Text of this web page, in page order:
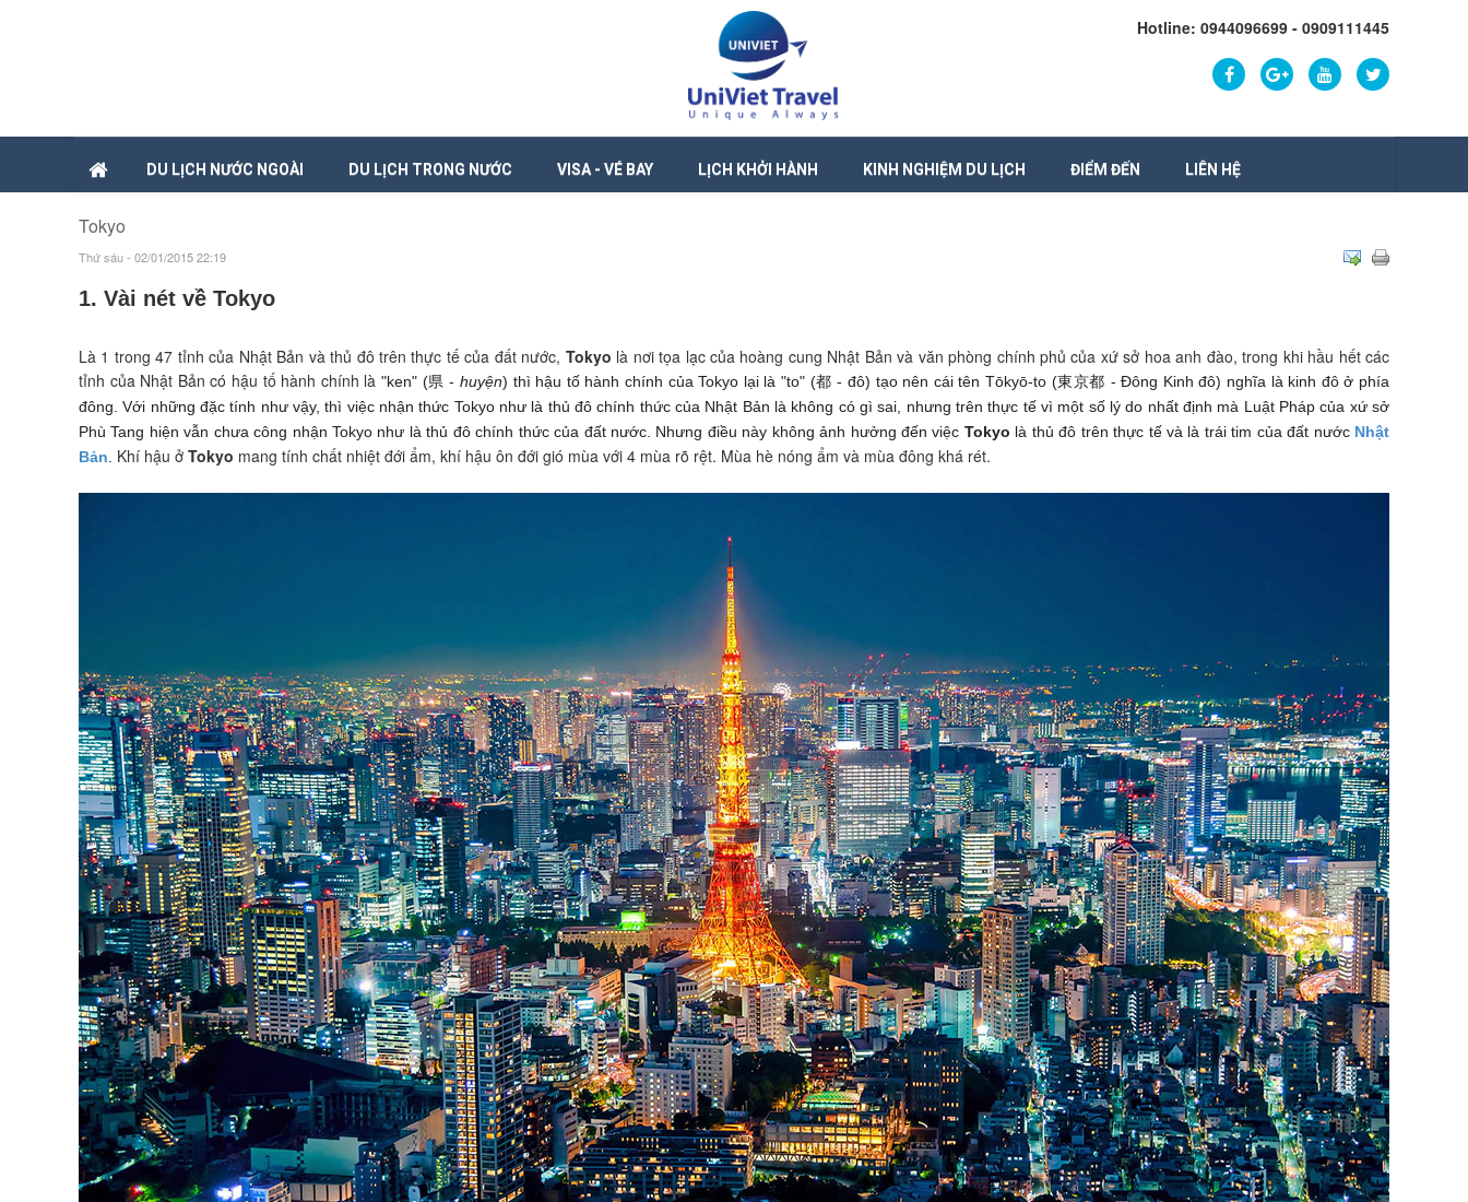
Hotline: 0944096699 - 0909111445
DU LỊCH NƯỚC NGOÀI DU LỊCH TRONG NƯỚC VISA - VÉ BAY LỊCH KHỞI HÀNH KINH NGHIỆM DU LỊCH ĐIỂM ĐẾN LIÊN HỆ
Tokyo
Thứ sáu - 02/01/2015 22:19
1. Vài nét về Tokyo
Là 1 trong 47 tỉnh của Nhật Bản và thủ đô trên thực tế của đất nước, Tokyo là nơi tọa lạc của hoàng cung Nhật Bản và văn phòng chính phủ của xứ sở hoa anh đào, trong khi hầu hết các
tỉnh của Nhật Bản có hậu tố hành chính là "ken" (県 - huyện) thì hậu tố hành chính của Tokyo lại là "to" (都 - đô) tạo nên cái tên Tōkyō-to (東京都 - Đông Kinh đô) nghĩa là kinh đô ở phía
đông. Với những đặc tính như vậy, thì việc nhận thức Tokyo như là thủ đô chính thức của Nhật Bản là không có gì sai, nhưng trên thực tế vì một số lý do nhất định mà Luật Pháp của xứ sở
Phù Tang hiện vẫn chưa công nhận Tokyo như là thủ đô chính thức của đất nước. Nhưng điều này không ảnh hưởng đến việc Tokyo là thủ đô trên thực tế và là trái tim của đất nước Nhật
Bản
Khí hậu ở Tokyo mang tính chất nhiệt đới ẩm, khí hậu ôn đới gió mùa với 4 mùa rõ rệt. Mùa hè nóng ẩm và mùa đông khá rét.